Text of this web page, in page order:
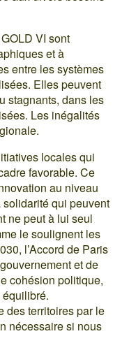
VI sont
et à
entre les systèmes
Elles peuvent
stagnants, dans les
Les inégalités
locales qui
favorable. Ce
au niveau
qui peuvent
ne peut à lui seul
le soulignent les
l’Accord de Paris
et de
cohésion politique,
des territoires par le
nécessaire si nous